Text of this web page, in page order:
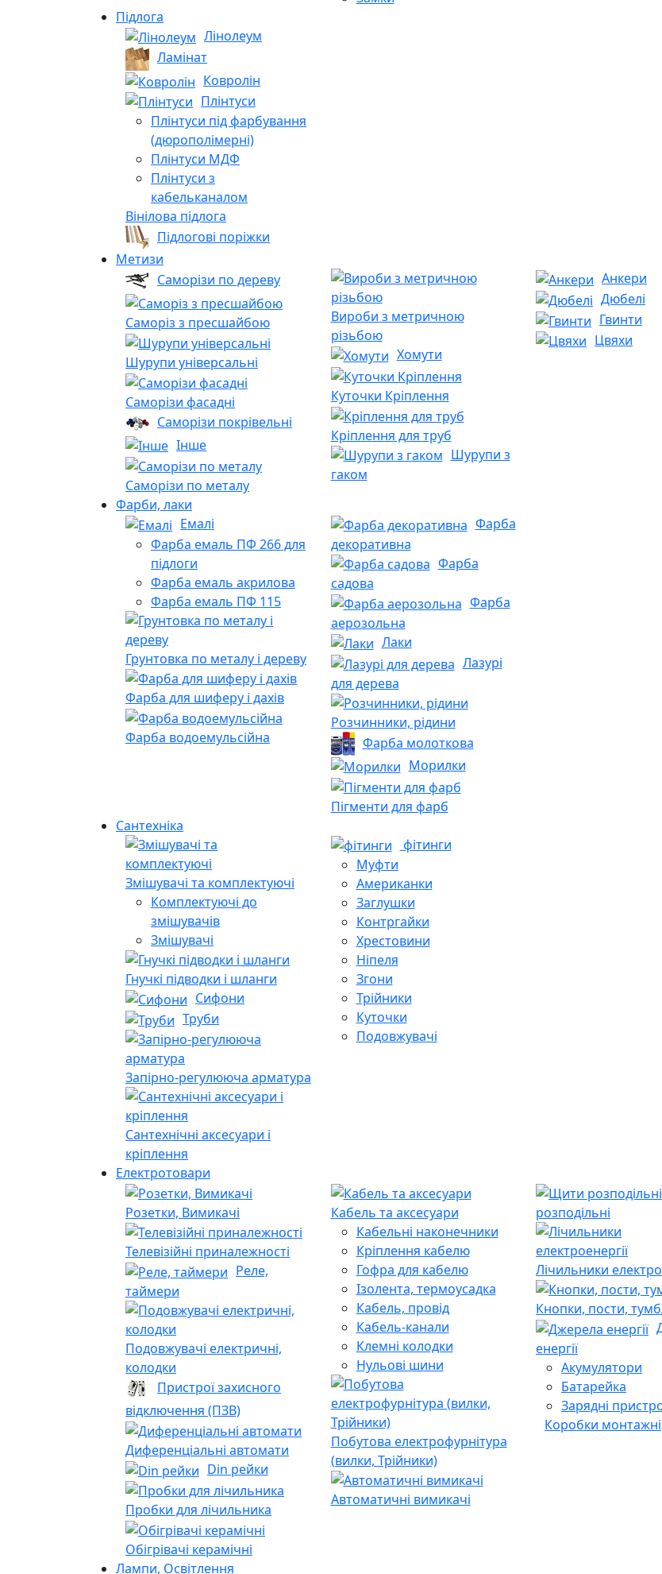
Підлога
Лінолеум
Ламінат
Ковролін
Плінтуси
Плінтуси під фарбування
(дюрополімерні)
Плінтуси МДФ
Плінтуси з
кабельканалом
Вінілова підлога
Підлогові поріжки
Метизи
Саморізи по дереву
Саморіз з пресшайбою
Шурупи універсальні
Саморізи фасадні
Саморізи покрівельні
Інше
Саморізи по металу
Вироби з метричною
різьбою
Хомути
Куточки Кріплення
Кріплення для труб
Шурупи з
гаком
Анкери
Дюбелі
Гвинти
Цвяхи
Фарби, лаки
Емалі
Фарба емаль ПФ 266 для
підлоги
Фарба емаль акрилова
Фарба емаль ПФ 115
Грунтовка по металу і дереву
Фарба для шиферу і дахів
Фарба водоемульсійна
Фарба
декоративна
Фарба
садова
Фарба
аерозольна
Лаки
Лазурі
для дерева
Розчинники, рідини
Фарба молоткова
Морилки
Пігменти для фарб
Сантехніка
Змішувачі та комплектуючі
Комплектуючі до
змішувачів
Змішувачі
Гнучкі підводки і шланги
Сифони
Труби
Запірно-регулююча арматура
Сантехнічні аксесуари і
кріплення
фітинги
Муфти
Американки
Заглушки
Контргайки
Хрестовини
Ніпеля
Згони
Трійники
Куточки
Подовжувачі
Електротовари
Розетки, Вимикачі
Телевізійні приналежності
Реле,
таймери
Подовжувачі електричні,
колодки
Пристрої захисного
відключення (ПЗВ)
Диференціальні автомати
Din рейки
Пробки для лічильника
Обігрівачі керамічні
Кабель та аксесуари
Кабельні наконечники
Кріплення кабелю
Гофра для кабелю
Ізолента, термоусадка
Кабель, провід
Кабель-канали
Клемні колодки
Нульові шини
Побутова електрофурнітура
(вилки, Трійники)
Автоматичні вимикачі
розподільні
Лічильники
Кнопки, пости,
енергії
Акумулятори
Батарейка
Зарядні
Коробки
Лампи, Освітлення